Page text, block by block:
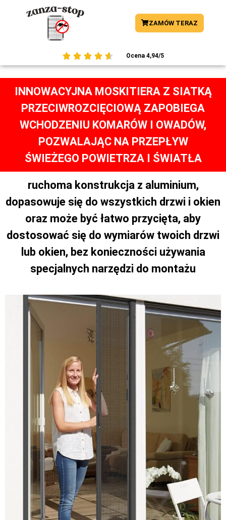
ZAMÓW TERAZ
     Ocena 4,94/5
INNOWACYJNA MOSKITIERA Z SIATKĄ
PRZECIWROZCIĘCIOWĄ ZAPOBIEGA
WCHODZENIU KOMARÓW I OWADÓW,
POZWALAJĄC NA PRZEPŁYW
ŚWIEŻEGO POWIETRZA I ŚWIATŁA
ruchoma konstrukcja z aluminium,
dopasowuje się do wszystkich drzwi i okien
oraz może być łatwo przycięta, aby
dostosować się do wymiarów twoich drzwi
lub okien, bez konieczności używania
specjalnych narzędzi do montażu